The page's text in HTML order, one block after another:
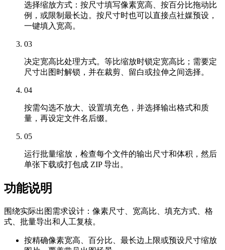
选择缩放方式：按尺寸填写像素宽高、按百分比拖动比
例，或限制最长边。按尺寸时也可以直接点社媒预设，
一键填入宽高。
03
决定宽高比处理方式。等比缩放时锁定宽高比；需要定
尺寸出图时解锁，并在裁剪、留白或拉伸之间选择。
04
按需勾选不放大、设置填充色，并选择输出格式和质
量，再设定文件名后缀。
05
运行批量缩放，检查每个文件的输出尺寸和体积，然后
单张下载或打包成 ZIP 导出。
功能说明
围绕实际出图需求设计：像素尺寸、宽高比、填充方式、格
式、批量导出和人工复核。
按精确像素宽高、百分比、最长边上限或预设尺寸缩放